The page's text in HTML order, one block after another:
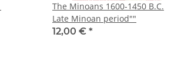
The Minoans 1600-1450 B.C.
Late Minoan period""
12,00 € *